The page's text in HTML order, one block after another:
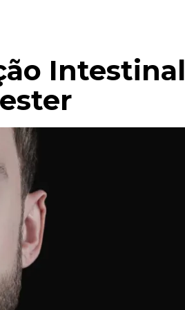
Intestinal